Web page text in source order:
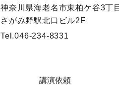
神奈川県海老名市東柏ケ谷3丁
さがみ野駅北口ビル2F
Tel.046-234-8331
講演依頼